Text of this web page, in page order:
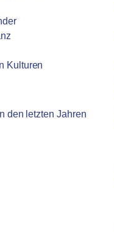
Kulturen
den letzten Jahren